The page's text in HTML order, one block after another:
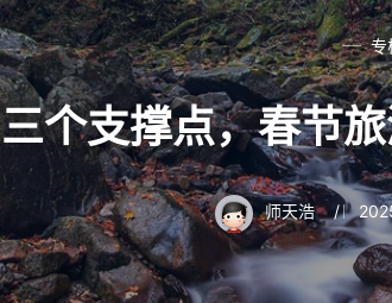
专
三个支撑点，春节
师天浩 /